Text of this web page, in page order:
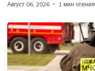
Август 06, 2026 1 мин чтения